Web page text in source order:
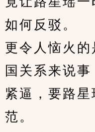
如何反驳。
更令人恼火
国关系来说
紧逼，要路
范。